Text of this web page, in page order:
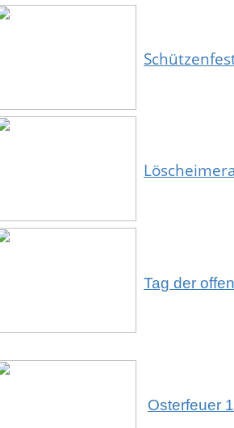
Tag der
Osterfeuer